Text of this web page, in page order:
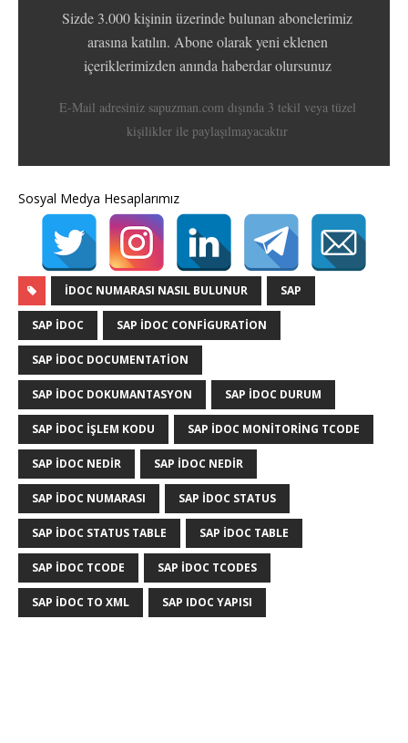
Sizde 3.000 kişinin üzerinde bulunan abonelerimiz
arasına katılın. Abone olarak yeni eklenen
içeriklerimizden anında haberdar olursunuz
E-Mail adresiniz sapuzman.com dışında 3 tekil veya tüzel
kişilikler ile paylaşılmayacaktır
Sosyal Medya Hesaplarımız
IDOC NUMARASI NASIL BULUNUR SAP
SAP IDOC SAP IDOC CONFIGURATION
SAP IDOC DOCUMENTATION
SAP IDOC DOKUMANTASYON SAP IDOC DURUM
SAP IDOC IŞLEM KODU SAP IDOC MONITORING TCODE
SAP IDOC NEDIR SAP İDOC NEDİR
SAP IDOC NUMARASI SAP IDOC STATUS
SAP IDOC STATUS TABLE SAP IDOC TABLE
SAP IDOC TCODE SAP IDOC TCODES
SAP IDOC TO XML SAP IDOC YAPISI